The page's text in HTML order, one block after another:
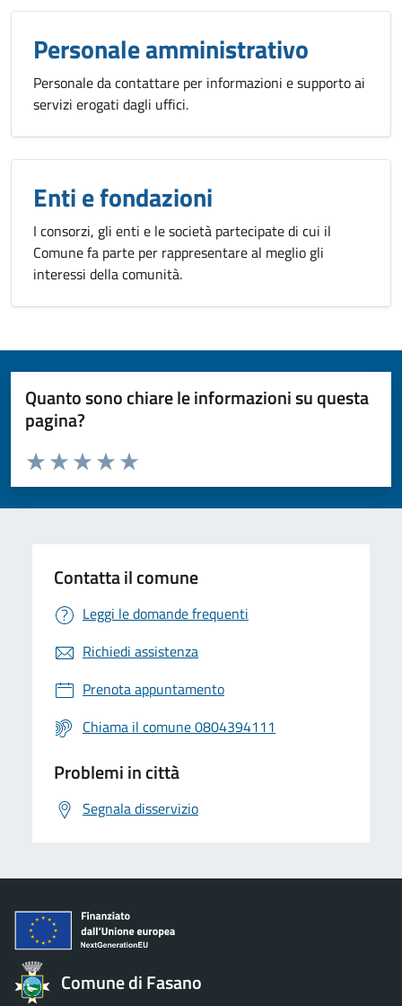
Personale amministrativo
Personale da contattare per informazioni e supporto ai
servizi erogati dagli uffici.
Enti e fondazioni
I consorzi, gli enti e le società partecipate di cui il
Comune fa parte per rappresentare al meglio gli
interessi della comunità.
Quanto sono chiare le informazioni su questa
pagina?
Valuta da 1 a 5 stelle la pagina
Valuta 5 stelle su 5
Valuta 4 stelle su 5
Valuta 3 stelle su 5
Valuta 2 stelle su 5
Valuta 1 stelle su 5
Contatta il comune
Leggi le domande frequenti
Richiedi assistenza
Prenota appuntamento
Chiama il comune 0804394111
Problemi in città
Segnala disservizio
Comune di Fasano